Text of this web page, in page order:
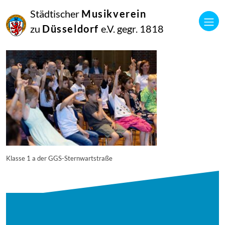
Städtischer Musikverein
zu Düsseldorf e.V. gegr. 1818
Juli
2025
Manfred Hill
Klasse 1 a der GGS-Sternwartstraße